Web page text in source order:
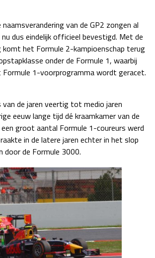
za 22:00 - 23:00
zo 21:00 - 23:00
GRAND PRIX 2026 20 - 22 nov
zo 05:00 - 07:00
27 - 29 nov
zo 17:00 - 19:00
2026 04 - 06 dec
za 15:00 - 16:00
zo 14:00 - 16:00
van de GP2 zongen al
dus eindelijk officieel bevestigd. Met de
komt het Formule 2-kampioenschap terug
onder de Formule 1, waarbij
1-voorprogramma wordt geracet.
van de jaren veertig tot medio jaren
eeuw lange tijd dé kraamkamer van de
groot aantal Formule 1-coureurs werd
in de latere jaren echter in het slop
door de Formule 3000.